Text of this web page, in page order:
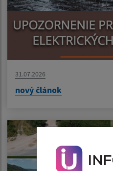
31.07.2026
nový článok